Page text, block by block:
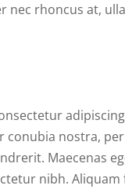
nec rhoncus at,
conubia nostra,
Maecenas
nibh.